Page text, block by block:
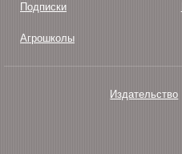
Подписки
Агрошколы
Издательство